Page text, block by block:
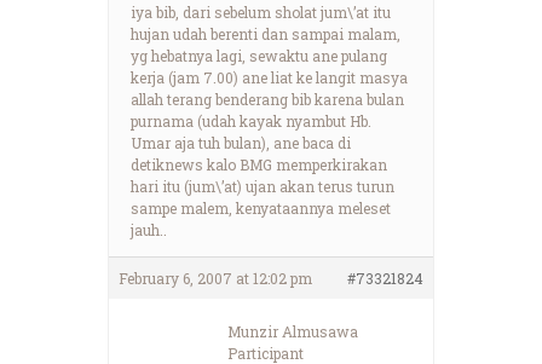
iya bib, dari sebelum sholat jum\’at itu
hujan udah berenti dan sampai malam,
yg hebatnya lagi, sewaktu ane pulang
kerja (jam 7.00) ane liat ke langit masya
allah terang benderang bib karena bulan
purnama (udah kayak nyambut Hb.
Umar aja tuh bulan), ane baca di
detiknews kalo BMG memperkirakan
hari itu (jum\’at) ujan akan terus turun
sampe malem, kenyataannya meleset
jauh..
February 6, 2007 at 12:02 pm #73321824
Munzir Almusawa
Participant